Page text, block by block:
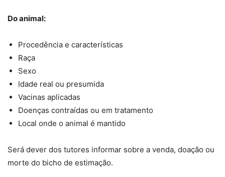
Do animal:
Procedência e características
Raça
Sexo
Idade real ou presumida
Vacinas aplicadas
Doenças contraídas ou em tratamento
Local onde o animal é mantido
Será dever dos tutores informar sobre a venda, doação ou
morte do bicho de estimação.